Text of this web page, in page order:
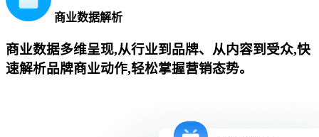
商业数据解析
商业数据多维呈现,从行业到品牌、从内容到受众,快
速解析品牌商业动作,轻松掌握营销态势。